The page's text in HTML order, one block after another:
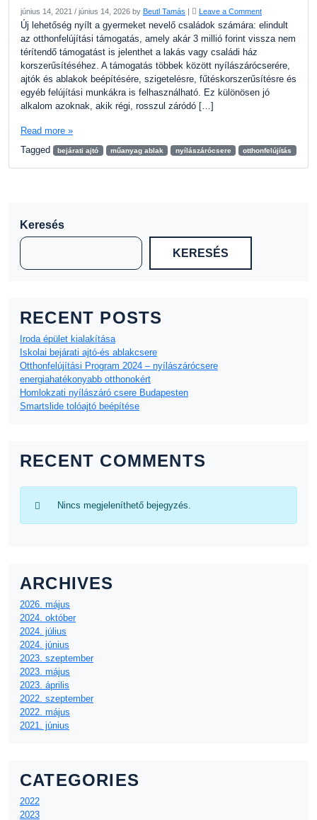
június 14, 2021 / június 14, 2026 by Beutl Tamás | Leave a Comment
Új lehetőség nyílt a gyermeket nevelő családok számára: elindult
az otthonfelújítási támogatás, amely akár 3 millió forint vissza nem
térítendő támogatást is jelenthet a lakás vagy családi ház
korszerűsítéséhez. A támogatás többek között nyílászárócserére,
ajtók és ablakok beépítésére, szigetelésre, fűtéskorszerűsítésre és
egyéb felújítási munkákra is felhasználható. Ez különösen jó
alkalom azoknak, akik régi, rosszul záródó […]
Read more »
Tagged
bejárati ajtó műanyag ablak nyílászárócsere otthonfelújítás
Keresés
KERESÉS
RECENT POSTS
Iroda épület kialakítása
Iskolai bejárati ajtó-és ablakcsere
Otthonfelújítási Program 2024 – nyílászárócsere
energiahatékonyabb otthonokért
Homlokzati nyílászáró csere Budapesten
Smartslide tolóajtó beépítése
RECENT COMMENTS
Nincs megjeleníthető bejegyzés.
ARCHIVES
2026. május
2024. október
2024. július
2024. június
2023. szeptember
2023. május
2023. április
2022. szeptember
2022. május
2021. június
CATEGORIES
2022
2023